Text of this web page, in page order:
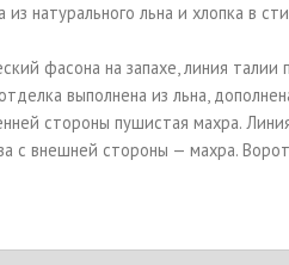
натурального льна и хлопка в
фасона на запахе, линия талии
выполнена из льна,
стороны пушистая махра.
с внешней стороны — махра.